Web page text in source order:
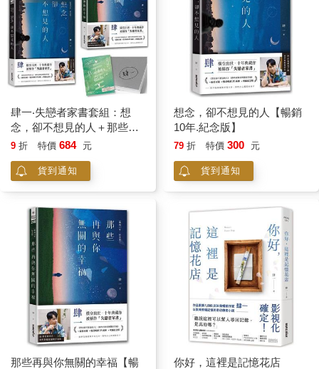
記起好事的能力
若要我選一件對事情最沒有幫助的行為，大概是非「抱怨」莫
屬。
可是，遇到不如意的事情時，我們的第一個反應通常都是產生負
面的情緒。這當然合情合理，畢竟發生了壞事還要開心，未免也
太不符合人性。
然而奇特的卻是，大多數人同時也都知道抱怨其實沒有意義，但
老會做同樣的事。這或許是因為心理上亟需找到一個出口的關
係，不管是感性的情緒上，或是理性的思考想要找出事情會發生
的原因，好藉此歸咎。
此時，抱怨就是最簡單的方式：「都是他的錯」或是「我好倒
楣」……每個人都一定聽過、說過類似的話。
常常也會聽到「有果必有因」這樣的話。每件事都有其源頭，我
也深深認同，但這句話沒解釋到的是：即使找出了因，也不一定
可以改變得了果。
世界上的事，若要粗略劃分的話，大概可以分成「自己可以掌握
的」與「自己無法掌握的」兩種，而其背後所包含著的意義，則
肆一‧失戀者家書套組：想
念，卻不想見的人＋那些再
與你無關的幸福【暢銷10年.
9 折 特價 684 元
貨到通知
想念，卻不想見的人【暢銷
10年.紀念版】
79 折 特價 300 元
貨到通知
那些再與你無關的幸福【暢
你好，這裡是記憶花店